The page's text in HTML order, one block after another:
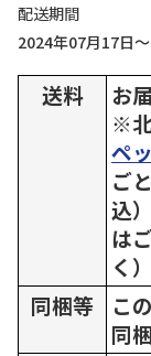
配送期間
2024年07月17日
送料
お
※
ペ
ご
込
は
く）
同梱等
こ
同